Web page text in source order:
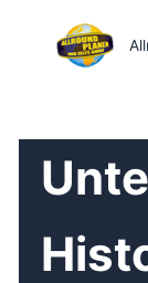
Inhalt
springen